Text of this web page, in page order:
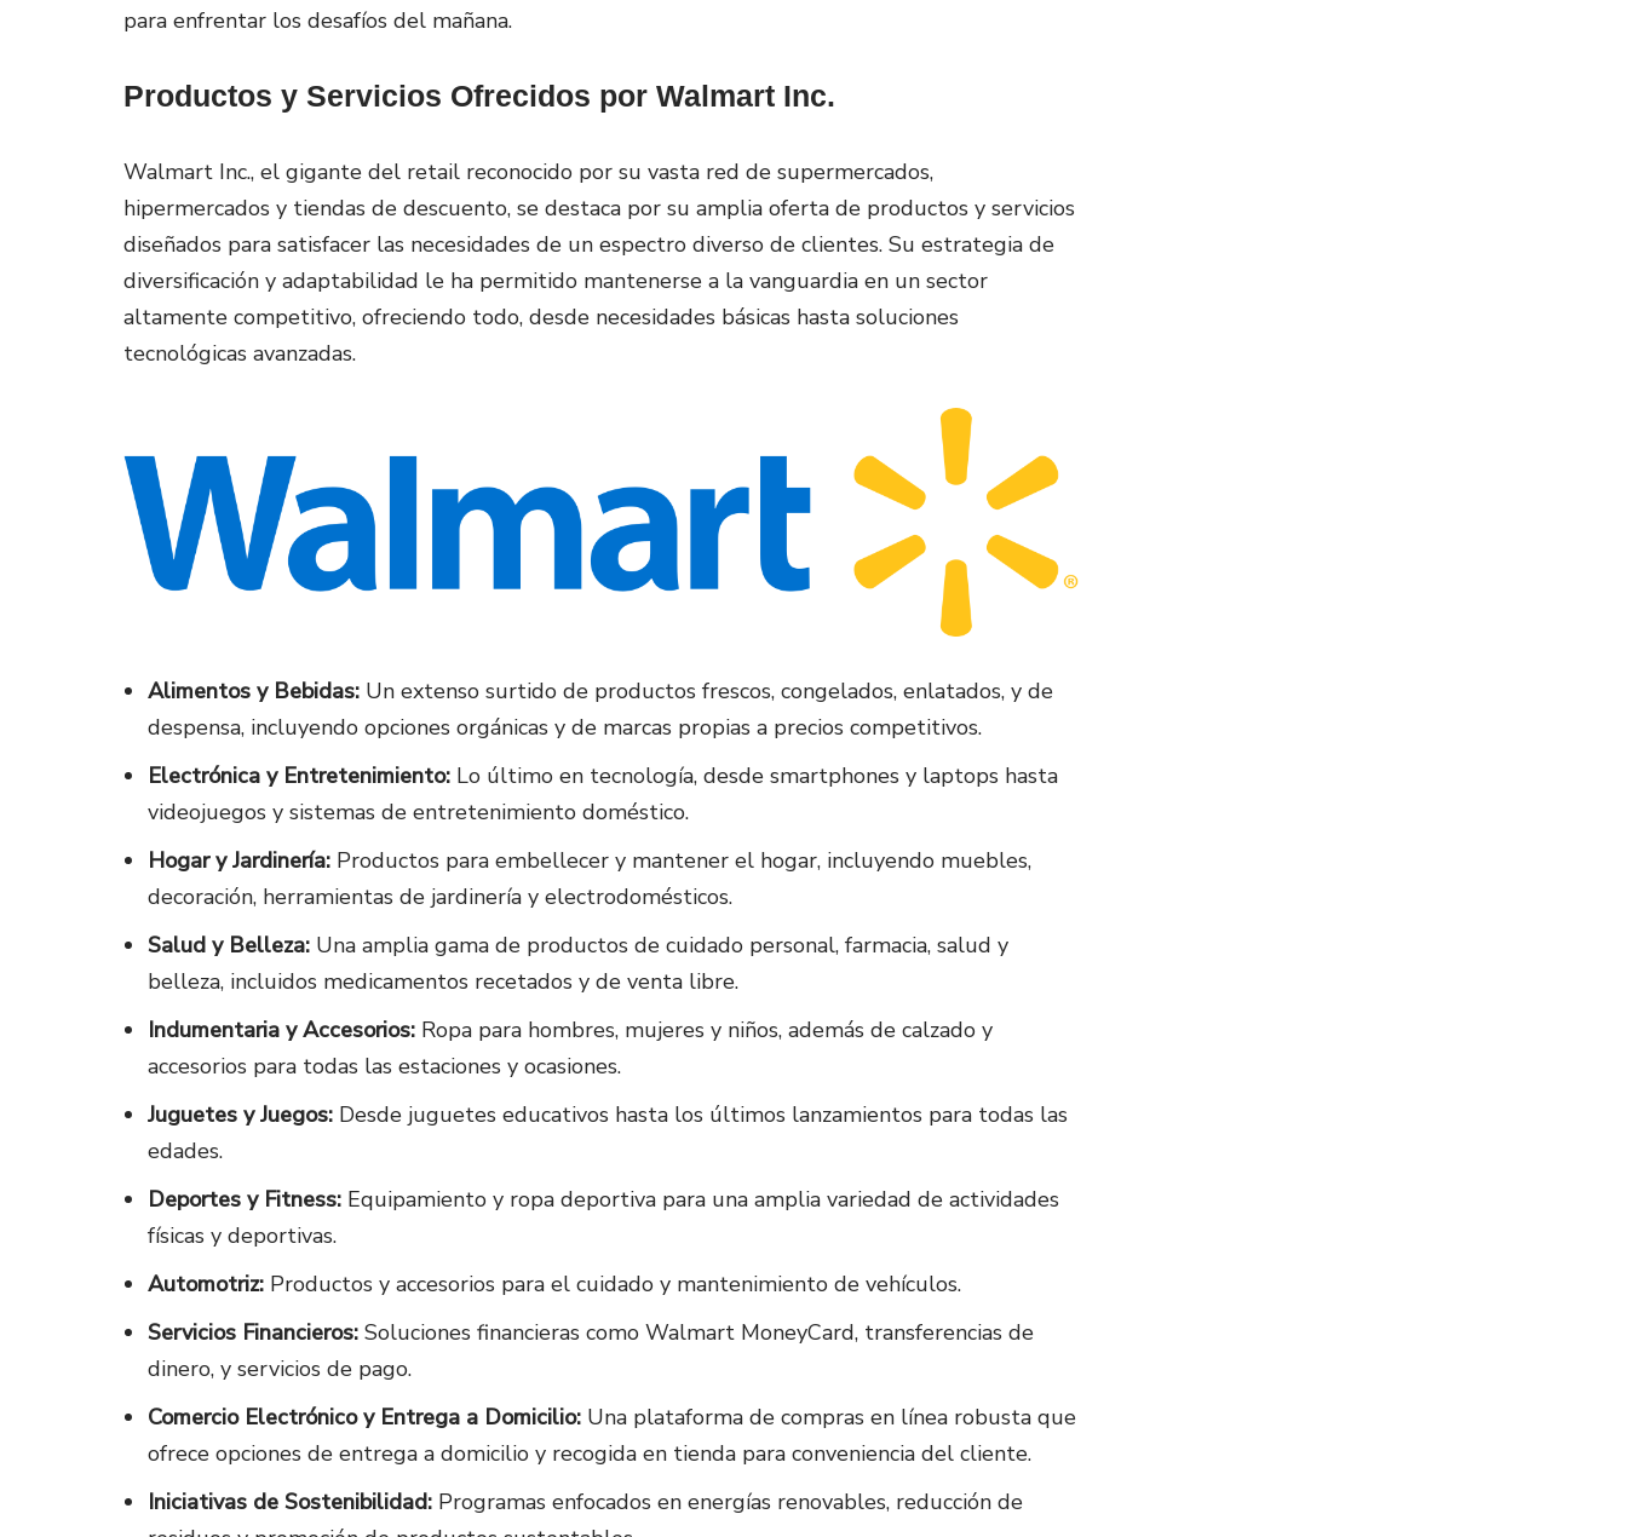
para enfrentar los desafíos del mañana.
Productos y Servicios Ofrecidos por Walmart Inc.
Walmart Inc., el gigante del retail reconocido por su vasta red de supermercados,
hipermercados y tiendas de descuento, se destaca por su amplia oferta de productos y servicios
diseñados para satisfacer las necesidades de un espectro diverso de clientes. Su estrategia de
diversificación y adaptabilidad le ha permitido mantenerse a la vanguardia en un sector
altamente competitivo, ofreciendo todo, desde necesidades básicas hasta soluciones
tecnológicas avanzadas.
Alimentos y Bebidas: Un extenso surtido de productos frescos, congelados, enlatados, y de
despensa, incluyendo opciones orgánicas y de marcas propias a precios competitivos.
Electrónica y Entretenimiento: Lo último en tecnología, desde smartphones y laptops hasta
videojuegos y sistemas de entretenimiento doméstico.
Hogar y Jardinería: Productos para embellecer y mantener el hogar, incluyendo muebles,
decoración, herramientas de jardinería y electrodomésticos.
Salud y Belleza: Una amplia gama de productos de cuidado personal, farmacia, salud y
belleza, incluidos medicamentos recetados y de venta libre.
Indumentaria y Accesorios: Ropa para hombres, mujeres y niños, además de calzado y
accesorios para todas las estaciones y ocasiones.
Juguetes y Juegos: Desde juguetes educativos hasta los últimos lanzamientos para todas las
edades.
Deportes y Fitness: Equipamiento y ropa deportiva para una amplia variedad de actividades
físicas y deportivas.
Automotriz: Productos y accesorios para el cuidado y mantenimiento de vehículos.
Servicios Financieros: Soluciones financieras como Walmart MoneyCard, transferencias de
dinero, y servicios de pago.
Comercio Electrónico y Entrega a Domicilio: Una plataforma de compras en línea robusta que
ofrece opciones de entrega a domicilio y recogida en tienda para conveniencia del cliente.
Iniciativas de Sostenibilidad: Programas enfocados en energías renovables, reducción de